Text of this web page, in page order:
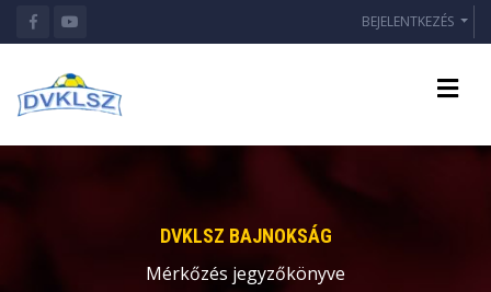
BEJELENTKEZÉS
DVKLSZ BAJNOKSÁG
Mérkőzés jegyzőkönyve